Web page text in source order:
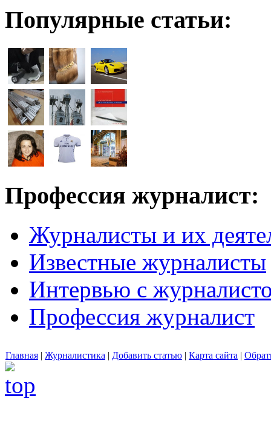
Популярные статьи:
Профессия журналист:
Журналисты и их
Известные журналисты
Интервью с
Профессия журналист
Главная | Журналистика | Добавить статью | Карта сайта |